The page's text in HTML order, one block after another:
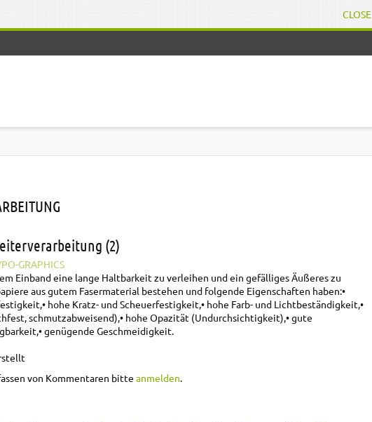
CLOSE
(2)
GRAPHICS
Einband eine lange Haltbarkeit zu verleihen und ein gefälliges Äußeres zu
aus gutem Fasermaterial bestehen und folgende Eigenschaften haben:•
• hohe Kratz- und Scheuerfestigkeit,• hohe Farb- und Lichtbeständigkeit,•
schmutzabweisend),• hohe Opazität (Undurchsichtigkeit),• gute
• genügende Geschmeidigkeit.
der Druckweiterverarbeitung (2)
von Kommentaren bitte anmelden.